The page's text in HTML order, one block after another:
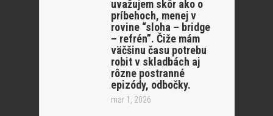
uvažujem skôr ako o
príbehoch, menej v
rovine “sloha – bridge
– refrén”. Čiže mám
väčšinu času potrebu
robit v skladbách aj
rôzne postranné
epizódy, odbočky.
mar 1, 2026